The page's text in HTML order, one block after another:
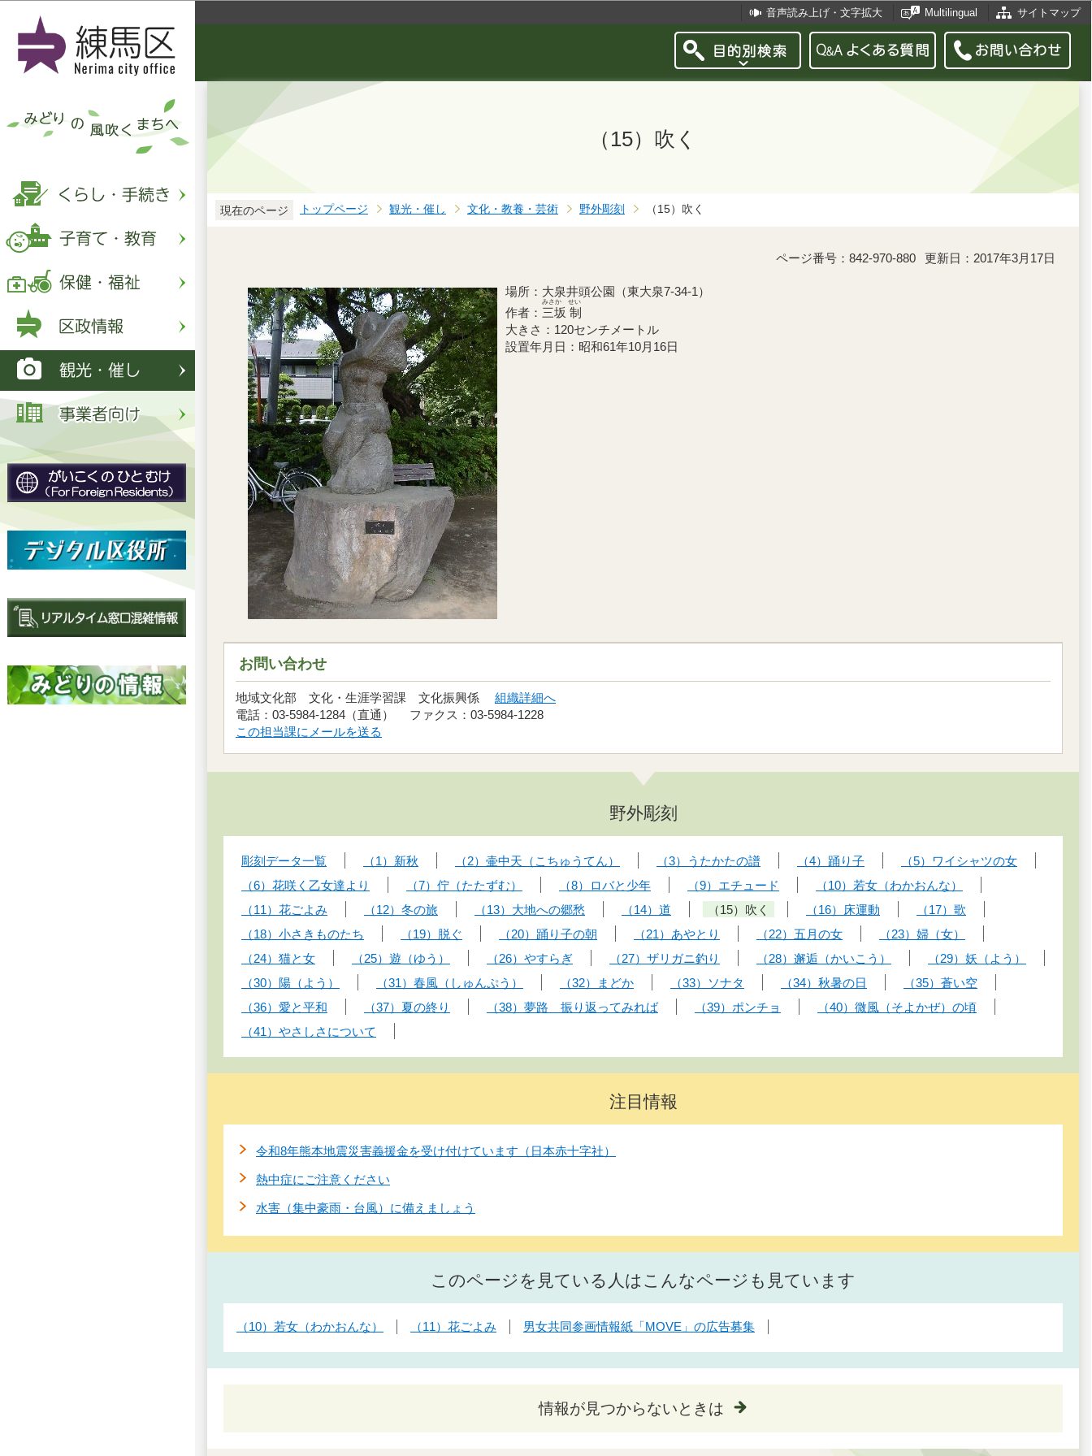
音声読み上げ・文字拡大 Multilingual サイトマップ
（15）吹く
現在のページ トップページ 観光・催し 文化・教養・芸術 野外彫刻 （15）吹く
ページ番号：842-970-880 更新日：2017年3月17日
場所：大泉井頭公園（東大泉7-34-1）
作者： 三坂 制
みさか せい
大きさ：120センチメートル
設置年月日：昭和61年10月16日
お問い合わせ
地域文化部 文化・生涯学習課 文化振興係 組織詳細へ
電話：03-5984-1284（直通） ファクス：03-5984-1228
この担当課にメールを送る
野外彫刻
彫刻データ一覧 （1）新秋 （2）壷中天（こちゅうてん） （3）うたかたの譜 （4）踊り子
（5）ワイシャツの女
（6）花咲く乙女達より
（7）佇（たたずむ） （8）ロバと少年 （9）エチュード
（10）若女（わかおんな）
（11）花ごよみ
（12）冬の旅 （13）大地への郷愁 （14）道 （15）吹く （16）床運動
（17）歌
（18）小さきものたち
（19）脱ぐ （20）踊り子の朝 （21）あやとり （22）五月の女
（23）婦（女）
（24）猫と女
（25）遊（ゆう） （26）やすらぎ （27）ザリガニ釣り （28）邂逅（かいこう）
（29）妖（よう）
（30）陽（よう）
（31）春風（しゅんぷう） （32）まどか （33）ソナタ （34）秋暑の日
（35）蒼い空
（36）愛と平和
（37）夏の終り （38）夢路 振り返ってみれば （39）ポンチョ
（40）微風（そよかぜ）の頃
（41）やさしさについて
注目情報
令和8年熊本地震災害義援金を受け付けています（日本赤十字社）
熱中症にご注意ください
水害（集中豪雨・台風）に備えましょう
このページを見ている人はこんなページも見ています
（10）若女（わかおんな） （11）花ごよみ 男女共同参画情報紙「MOVE」の広告募集
情報が見つからないときは